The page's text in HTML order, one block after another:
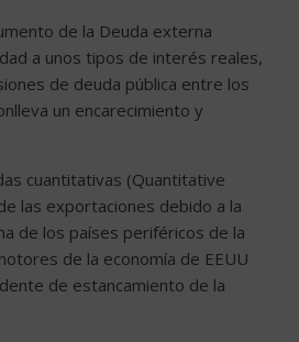
de la Deuda externa
a unos tipos de interés reales,
de deuda pública entre los
un encarecimiento y
cuantitativas (Quantitative
las exportaciones debido a la
de los países periféricos de la
de la economía de EEUU
de estancamiento de la